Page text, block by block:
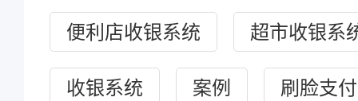
便利店收银系统 超市收银系
收银系统 案例 刷脸支付